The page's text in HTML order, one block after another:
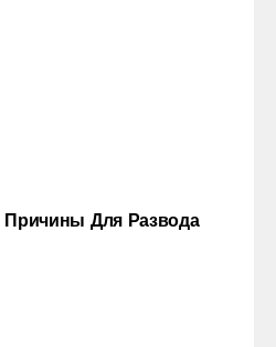
Причины Для Развода